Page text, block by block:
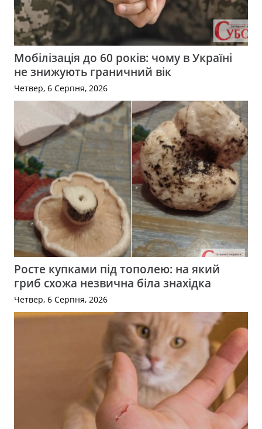
Мобілізація до 60 років: чому в Україні
не знижують граничний вік
Четвер, 6 Серпня, 2026
Росте купками під тополею: на який
гриб схожа незвична біла знахідка
Четвер, 6 Серпня, 2026